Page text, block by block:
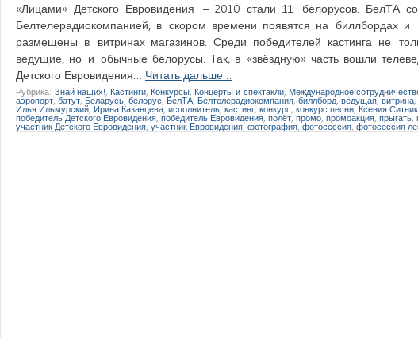
«Лицами» Детского Евровидения – 2010 стали 11 белорусов. БелТА
Белтелерадиокомпанией, в скором времени появятся на биллбордах и
размещены в витринах магазинов. Среди победителей кастинга не
ведущие, но и обычные белорусы. Так, в «звёздную» часть вошли
Детского Евровидения… Читать дальше…
Рубрика: Знай наших! Кастинги Конкурсы Концерты и спектакли Международное
аэропорт батут Беларусь белорус БелТА Белтелерадиокомпания биллборд ,ведущая ,витрина
Илья Ильмурский Ирина Казанцева исполнитель кастинг конкурс ,конкурс песни,Ксения Ситник
победитель Детского Евровидения победитель Евровидения полёт, промо промоакция прыгать
участник Детского Евровидения участник Евровидения, фотография ,фотосессия фотосессия